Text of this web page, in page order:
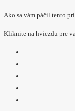
Ako sa vám páčil tento
Kliknite na hviezdu pre